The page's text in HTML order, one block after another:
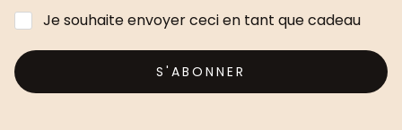
Je souhaite envoyer ceci en tant que cadeau
S'ABONNER